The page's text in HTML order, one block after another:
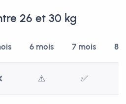
26 et 30 kg
6 mois 7 mois 8
⚠️ ✅